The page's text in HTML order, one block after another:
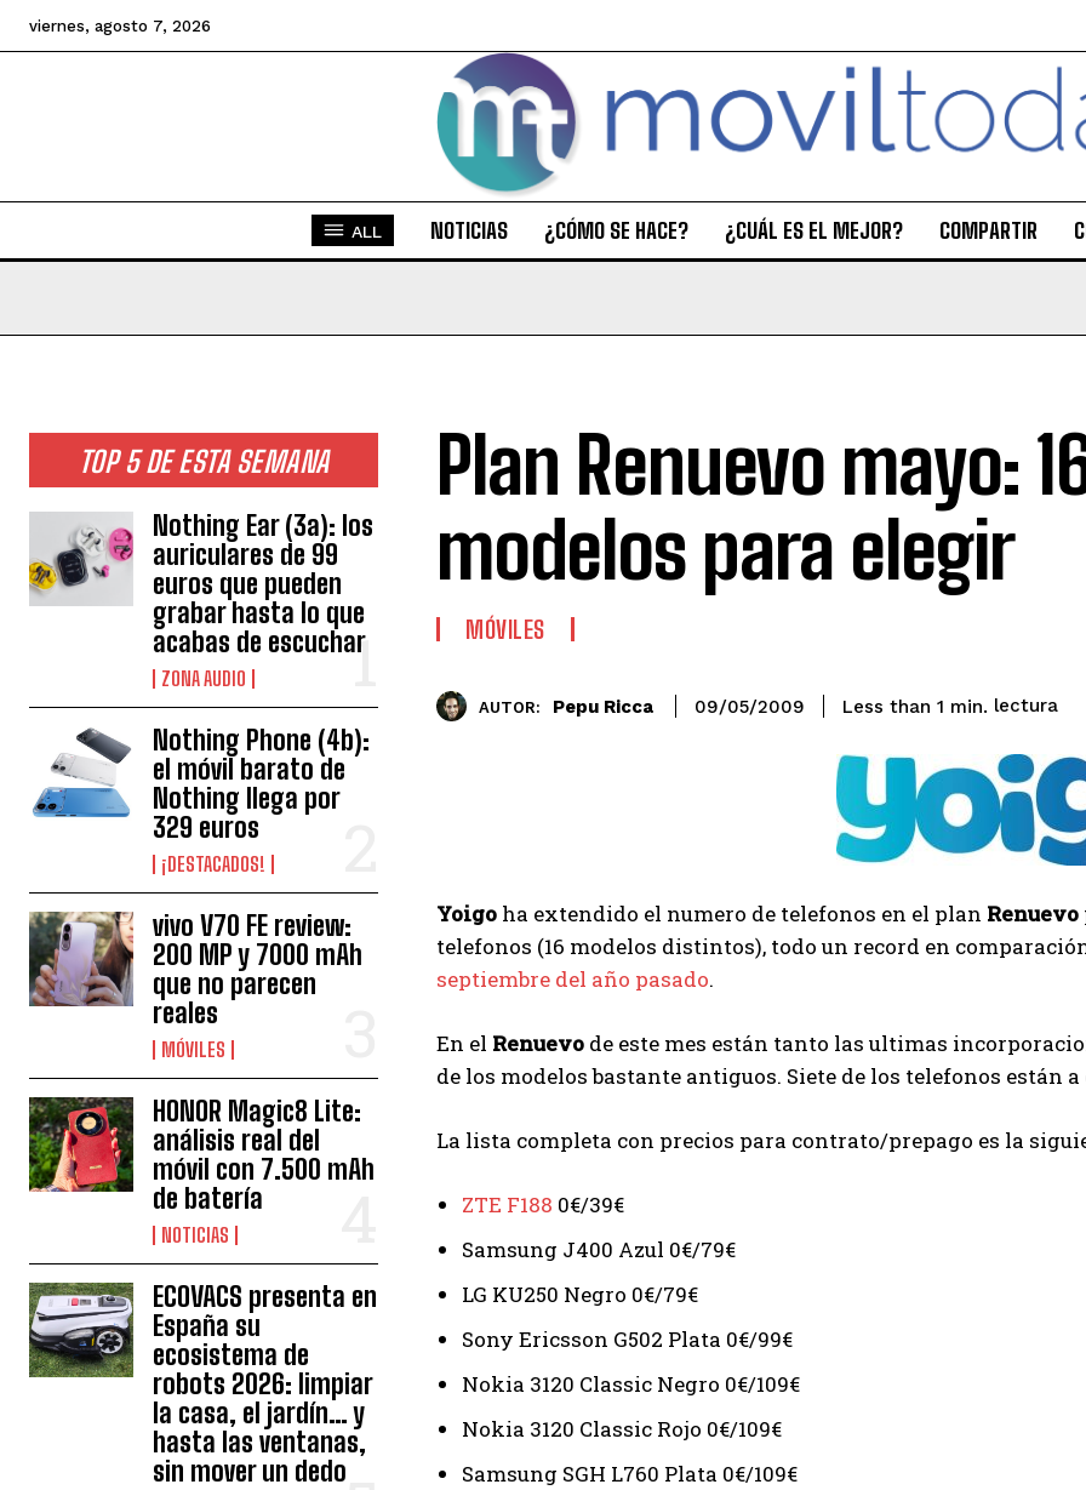
viernes, agosto 7, 2026
ALL NOTICIAS ¿CÓMO SE HACE? ¿CUÁL ES EL MEJOR? COMPARTIR
TOP 5 DE ESTA SEMANA
Nothing Ear (3a): los
auriculares de 99
euros que pueden
grabar hasta lo que
acabas de escuchar
ZONA AUDIO
Nothing Phone (4b):
el móvil barato de
Nothing llega por
329 euros
¡DESTACADOS!
vivo V70 FE review:
200 MP y 7000 mAh
que no parecen
reales
MÓVILES
HONOR Magic8 Lite:
análisis real del
móvil con 7.500 mAh
de batería
NOTICIAS
ECOVACS presenta en
España su
ecosistema de
robots 2026: limpiar
la casa, el jardín… y
hasta las ventanas,
sin mover un dedo
Plan Renuevo mayo:
modelos para elegir
MÓVILES
AUTOR: Pepu Ricca 09/05/2009 Less than 1 min. lectura
Yoigo ha extendido el numero de telefonos en el plan Renuevo
telefonos (16 modelos distintos), todo un record en
septiembre del año pasado.
En el Renuevo de este mes están tanto las ultimas
de los modelos bastante antiguos. Siete de los telefonos están
La lista completa con precios para contrato/prepago es la
ZTE F188 0€/39€
Samsung J400 Azul 0€/79€
LG KU250 Negro 0€/79€
Sony Ericsson G502 Plata 0€/99€
Nokia 3120 Classic Negro 0€/109€
Nokia 3120 Classic Rojo 0€/109€
Samsung SGH L760 Plata 0€/109€